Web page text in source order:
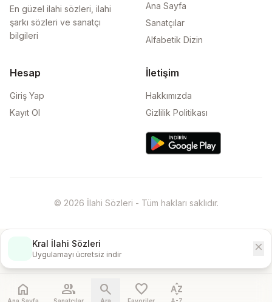
En güzel ilahi sözleri, ilahi
şarkı sözleri ve sanatçı
bilgileri
Ana Sayfa
Sanatçılar
Alfabetik Dizin
Hesap
Giriş Yap
Kayıt Ol
İletişim
Hakkımızda
Gizlilik Politikası
© 2026 İlahi Sözleri - Tüm hakları saklıdır.
Kral İlahi Sözleri
Uygulamayı ücretsiz indir
close
home
Ana Sayfa
people
Sanatçılar
search
Ara
favorite
Favoriler
sort_by_alpha
A-Z